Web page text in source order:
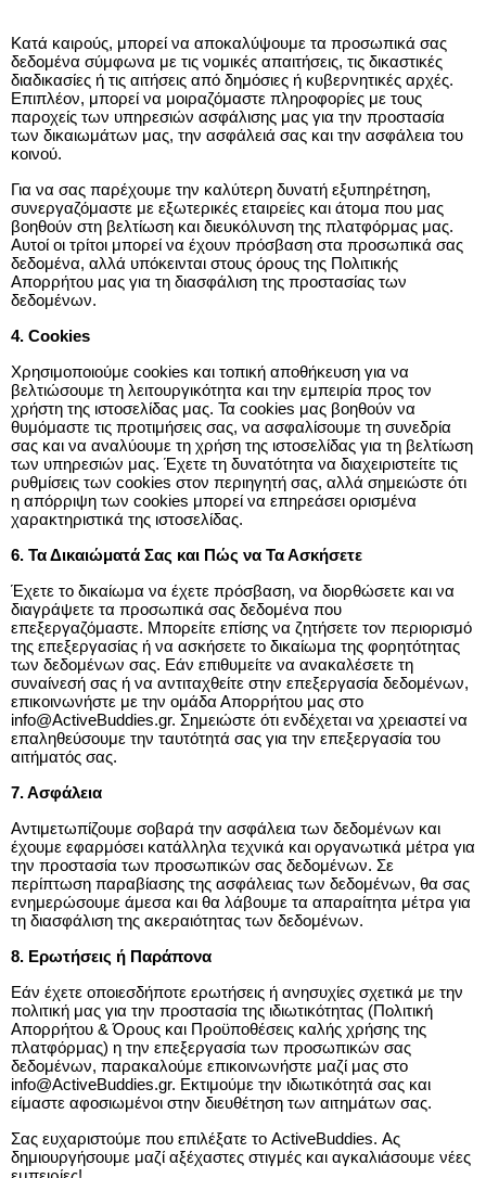
Κατά καιρούς, μπορεί να αποκαλύψουμε τα προσωπικά σας
δεδομένα σύμφωνα με τις νομικές απαιτήσεις, τις δικαστικές
διαδικασίες ή τις αιτήσεις από δημόσιες ή κυβερνητικές αρχές.
Επιπλέον, μπορεί να μοιραζόμαστε πληροφορίες με τους
παροχείς των υπηρεσιών ασφάλισης μας για την προστασία
των δικαιωμάτων μας, την ασφάλειά σας και την ασφάλεια του
κοινού.
Για να σας παρέχουμε την καλύτερη δυνατή εξυπηρέτηση,
συνεργαζόμαστε με εξωτερικές εταιρείες και άτομα που μας
βοηθούν στη βελτίωση και διευκόλυνση της πλατφόρμας μας.
Αυτοί οι τρίτοι μπορεί να έχουν πρόσβαση στα προσωπικά σας
δεδομένα, αλλά υπόκεινται στους όρους της Πολιτικής
Απορρήτου μας για τη διασφάλιση της προστασίας των
δεδομένων.
4. Cookies
Χρησιμοποιούμε cookies και τοπική αποθήκευση για να
βελτιώσουμε τη λειτουργικότητα και την εμπειρία προς τον
χρήστη της ιστοσελίδας μας. Τα cookies μας βοηθούν να
θυμόμαστε τις προτιμήσεις σας, να ασφαλίσουμε τη συνεδρία
σας και να αναλύουμε τη χρήση της ιστοσελίδας για τη βελτίωση
των υπηρεσιών μας. Έχετε τη δυνατότητα να διαχειριστείτε τις
ρυθμίσεις των cookies στον περιηγητή σας, αλλά σημειώστε ότι
η απόρριψη των cookies μπορεί να επηρεάσει ορισμένα
χαρακτηριστικά της ιστοσελίδας.
6. Τα Δικαιώματά Σας και Πώς να Τα Ασκήσετε
Έχετε το δικαίωμα να έχετε πρόσβαση, να διορθώσετε και να
διαγράψετε τα προσωπικά σας δεδομένα που
επεξεργαζόμαστε. Μπορείτε επίσης να ζητήσετε τον περιορισμό
της επεξεργασίας ή να ασκήσετε το δικαίωμα της φορητότητας
των δεδομένων σας. Εάν επιθυμείτε να ανακαλέσετε τη
συναίνεσή σας ή να αντιταχθείτε στην επεξεργασία δεδομένων,
επικοινωνήστε με την ομάδα Απορρήτου μας στο
info@ActiveBuddies.gr. Σημειώστε ότι ενδέχεται να χρειαστεί να
επαληθεύσουμε την ταυτότητά σας για την επεξεργασία του
αιτήματός σας.
7. Ασφάλεια
Αντιμετωπίζουμε σοβαρά την ασφάλεια των δεδομένων και
έχουμε εφαρμόσει κατάλληλα τεχνικά και οργανωτικά μέτρα για
την προστασία των προσωπικών σας δεδομένων. Σε
περίπτωση παραβίασης της ασφάλειας των δεδομένων, θα σας
ενημερώσουμε άμεσα και θα λάβουμε τα απαραίτητα μέτρα για
τη διασφάλιση της ακεραιότητας των δεδομένων.
8. Ερωτήσεις ή Παράπονα
Εάν έχετε οποιεσδήποτε ερωτήσεις ή ανησυχίες σχετικά με την
πολιτική μας για την προστασία της ιδιωτικότητας (Πολιτική
Απορρήτου & Όρους και Προϋποθέσεις καλής χρήσης της
πλατφόρμας) η την επεξεργασία των προσωπικών σας
δεδομένων, παρακαλούμε επικοινωνήστε μαζί μας στο
info@ActiveBuddies.gr. Εκτιμούμε την ιδιωτικότητά σας και
είμαστε αφοσιωμένοι στην διευθέτηση των αιτημάτων σας.
Σας ευχαριστούμε που επιλέξατε το ActiveBuddies. Ας
δημιουργήσουμε μαζί αξέχαστες στιγμές και αγκαλιάσουμε νέες